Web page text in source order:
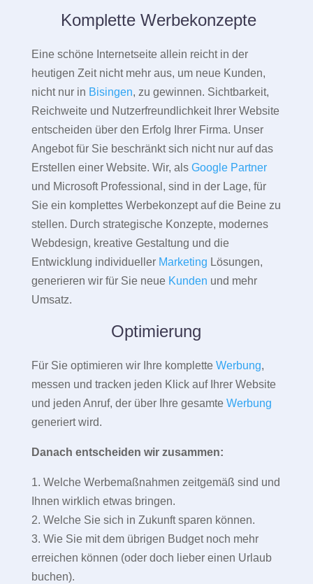
Komplette Werbekonzepte
Eine schöne Internetseite allein reicht in der
heutigen Zeit nicht mehr aus, um neue Kunden,
nicht nur in Bisingen, zu gewinnen. Sichtbarkeit,
Reichweite und Nutzerfreundlichkeit Ihrer Website
entscheiden über den Erfolg Ihrer Firma. Unser
Angebot für Sie beschränkt sich nicht nur auf das
Erstellen einer Website. Wir, als Google Partner
und Microsoft Professional, sind in der Lage, für
Sie ein komplettes Werbekonzept auf die Beine zu
stellen. Durch strategische Konzepte, modernes
Webdesign, kreative Gestaltung und die
Entwicklung individueller Marketing Lösungen,
generieren wir für Sie neue Kunden und mehr
Umsatz.
Optimierung
Für Sie optimieren wir Ihre komplette Werbung,
messen und tracken jeden Klick auf Ihrer Website
und jeden Anruf, der über Ihre gesamte Werbung
generiert wird.
Danach entscheiden wir zusammen:
1. Welche Werbemaßnahmen zeitgemäß sind und
Ihnen wirklich etwas bringen.
2. Welche Sie sich in Zukunft sparen können.
3. Wie Sie mit dem übrigen Budget noch mehr
erreichen können (oder doch lieber einen Urlaub
buchen).